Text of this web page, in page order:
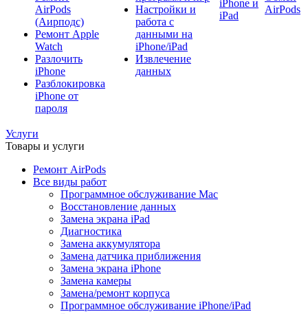
AirPods
(Аирподс)
Ремонт Apple
Watch
Разлочить
iPhone
Разблокировка
iPhone от
пароля
Настройки и
работа с
данными на
iPhone/iPad
Извлечение
данных
iPhone и
iPad
AirPods
Услуги
Товары и услуги
Ремонт AirPods
Все виды работ
Программное обслуживание Mac
Восстановление данных
Замена экрана iPad
Диагностика
Замена аккумулятора
Замена датчика приближения
Замена экрана iPhone
Замена камеры
Замена/ремонт корпуса
Программное обслуживание iPhone/iPad